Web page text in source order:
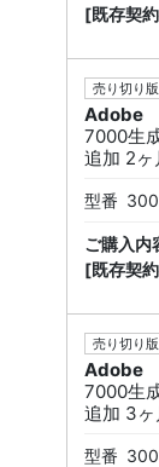
[既存契
売り切り
Adobe
7000生
追加 2
型番
ご購入内
[既存契
売り切り
Adobe
7000生
追加 3
型番